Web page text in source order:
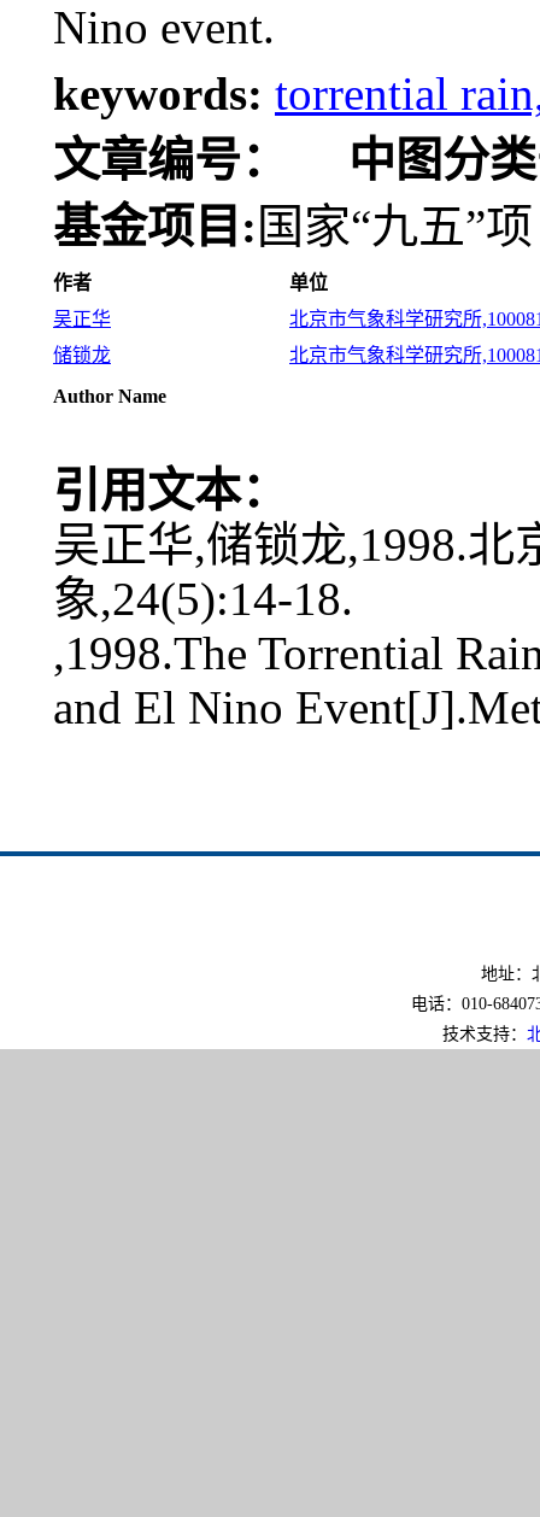
Nino event.
keywords: torrential
文章编号：
中图分
基金项目: 国家“九五”
作者
单位
吴正华
北京市气象科学研究所
储锁龙
北京市气象科学研究所
Author Name
引用文本：
吴正华,储锁龙,1998.
象,24(5):14-18.
,1998.The Torrential
and El Nino
地址：
电话：010-
技术支持：